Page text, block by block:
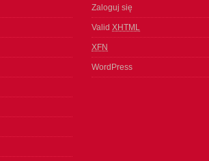
Zaloguj się
Valid XHTML
XFN
WordPress